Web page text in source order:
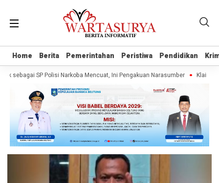
Home Berita Pemerintahan Peristiwa Pendidikan
Home Berita Pemerintahan Peristiwa Pendidikan
sebagai SP Polisi Narkoba Mencuat, Ini Pengakuan Narasumber Klaim